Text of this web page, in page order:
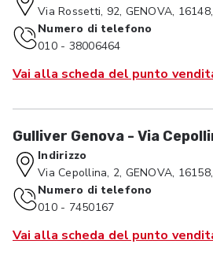
Via Rossetti, 92, GENOVA,
Numero di telefono
010 - 38006464
Vai alla scheda del punto
Gulliver Genova - Via
Indirizzo
Via Cepollina, 2, GENOVA,
Numero di telefono
010 - 7450167
Vai alla scheda del punto